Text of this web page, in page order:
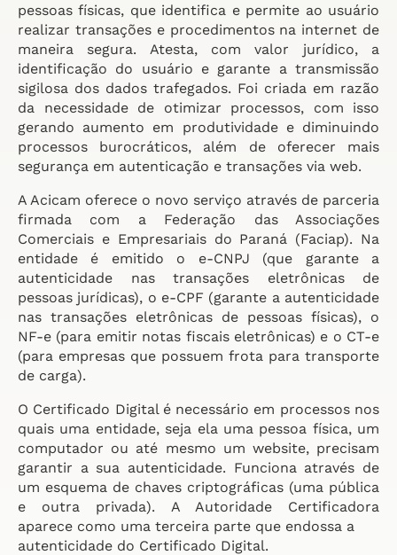
pessoas físicas, que identifica e permite ao usuário
realizar transações e procedimentos na internet de
maneira segura. Atesta, com valor jurídico, a
identificação do usuário e garante a transmissão
sigilosa dos dados trafegados. Foi criada em razão
da necessidade de otimizar processos, com isso
gerando aumento em produtividade e diminuindo
processos burocráticos, além de oferecer mais
segurança em autenticação e transações via web.
A Acicam oferece o novo serviço através de parceria
firmada com a Federação das Associações
Comerciais e Empresariais do Paraná (Faciap). Na
entidade é emitido o e-CNPJ (que garante a
autenticidade nas transações eletrônicas de
pessoas jurídicas), o e-CPF (garante a autenticidade
nas transações eletrônicas de pessoas físicas), o
NF-e (para emitir notas fiscais eletrônicas) e o CT-e
(para empresas que possuem frota para transporte
de carga).
O Certificado Digital é necessário em processos nos
quais uma entidade, seja ela uma pessoa física, um
computador ou até mesmo um website, precisam
garantir a sua autenticidade. Funciona através de
um esquema de chaves criptográficas (uma pública
e outra privada). A Autoridade Certificadora
aparece como uma terceira parte que endossa a
autenticidade do Certificado Digital.